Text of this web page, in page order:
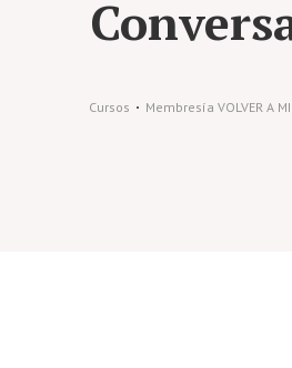
Cursos Membresía VOLVER A MI